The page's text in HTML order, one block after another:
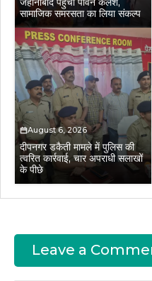
सामाजिक समरसता का लिया संकल्प
August 6, 2026
दीपनगर डकैती मामले में पुलिस की
त्वरित कार्रवाई, चार अपराधी सलाखों
के पीछे
Leave a